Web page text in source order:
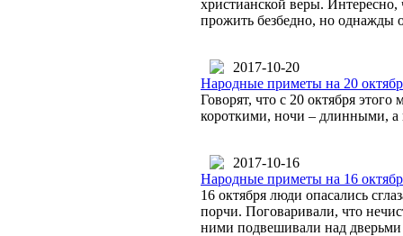
христианской веры.
прожить безбедно, но однажды
2017-10-20
Народные приметы на 20
Говорят, что с 20 октября
короткими, ночи – длинными, а
2017-10-16
Народные приметы на 16
16 октября люди опасались
порчи. Поговаривали, что
ними подвешивали над